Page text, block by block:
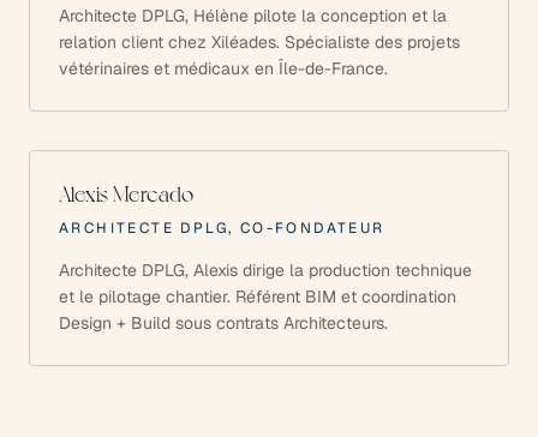
Architecte DPLG, Hélène pilote la conception et la
relation client chez Xiléades. Spécialiste des projets
vétérinaires et médicaux en Île-de-France.
Alexis Mercado
ARCHITECTE DPLG, CO-FONDATEUR
Architecte DPLG, Alexis dirige la production technique
et le pilotage chantier. Référent BIM et coordination
Design + Build sous contrats Architecteurs.